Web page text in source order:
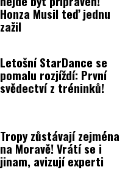
Honza Musil teď jednu
zažil
Letošní StarDance se
pomalu rozjíždí: První
svědectví z tréninků!
Tropy zůstávají zejména
na Moravě! Vrátí se i
jinam, avizují experti